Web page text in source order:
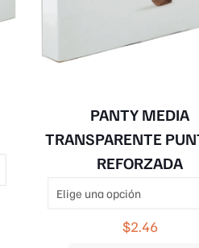
PANTY MEDIA
TRANSPARENTE
REFORZADA
$2.46